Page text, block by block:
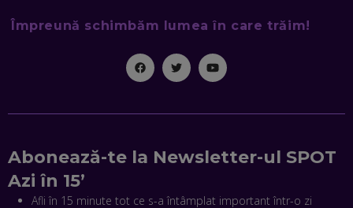
PUȘCĂ” LA NOI. ÎN CE DEȘERT SE CONSTRUIEȘTE CEL MAI
CE-AM ÎNVĂȚAT DIN EPISODUL GEORGESCU
MIHAI CEPOI, JOBFUL: SCHIMBĂM MODUL ÎN CARE APLICI
LA JOB! CUM DEMONSTREZI ABILITĂȚI ȘI CÂȘTIGI PREMII
EP. 45
Împreună schimbăm lumea în care trăim!
Abonează-te la Newsletter-ul SPOT
Azi în 15’
Afli în 15 minute tot ce s-a întâmplat important într-o zi